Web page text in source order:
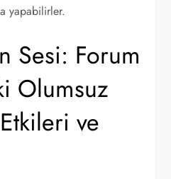
yapabilirler.
Sesi: Forum
Olumsuz
ve